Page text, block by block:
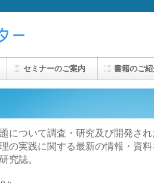
について調査・研究及び開発さ
の実践に関する最新の情報・資
究誌。
セミナーのご案内 書籍のご